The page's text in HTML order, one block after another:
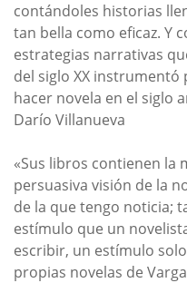
contándoles historias
tan bella como eficaz. Y
estrategias narrativas
del siglo XX
hacer novela en el siglo
Darío Villanueva
«Sus libros contienen la
persuasiva visión de la
de la que tengo noticia;
estímulo que un
escribir, un estímulo
propias novelas de